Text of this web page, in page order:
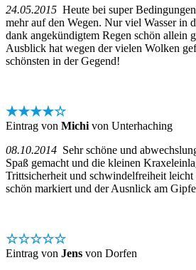
24.05.2015 Heute bei super
mehr auf den Wegen. Nur viel Wasser in
dank angekündigtem Regen schön allein
Ausblick hat wegen der vielen Wolken
schönsten in der Gegend!
★★★★☆
Eintrag von Michi von Unterhaching
08.10.2014 Sehr schöne und
Spaß gemacht und die kleinen
Trittsicherheit und schwindelfreiheit
schön markiert und der Ausnlick am
☆☆☆☆☆
Eintrag von Jens von Dorfen